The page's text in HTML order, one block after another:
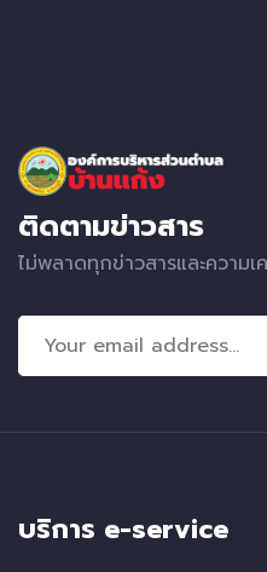
ติดตามข่าวสาร
ไม่พลาดทุกข่าวสารและความเ
บริการ e-service